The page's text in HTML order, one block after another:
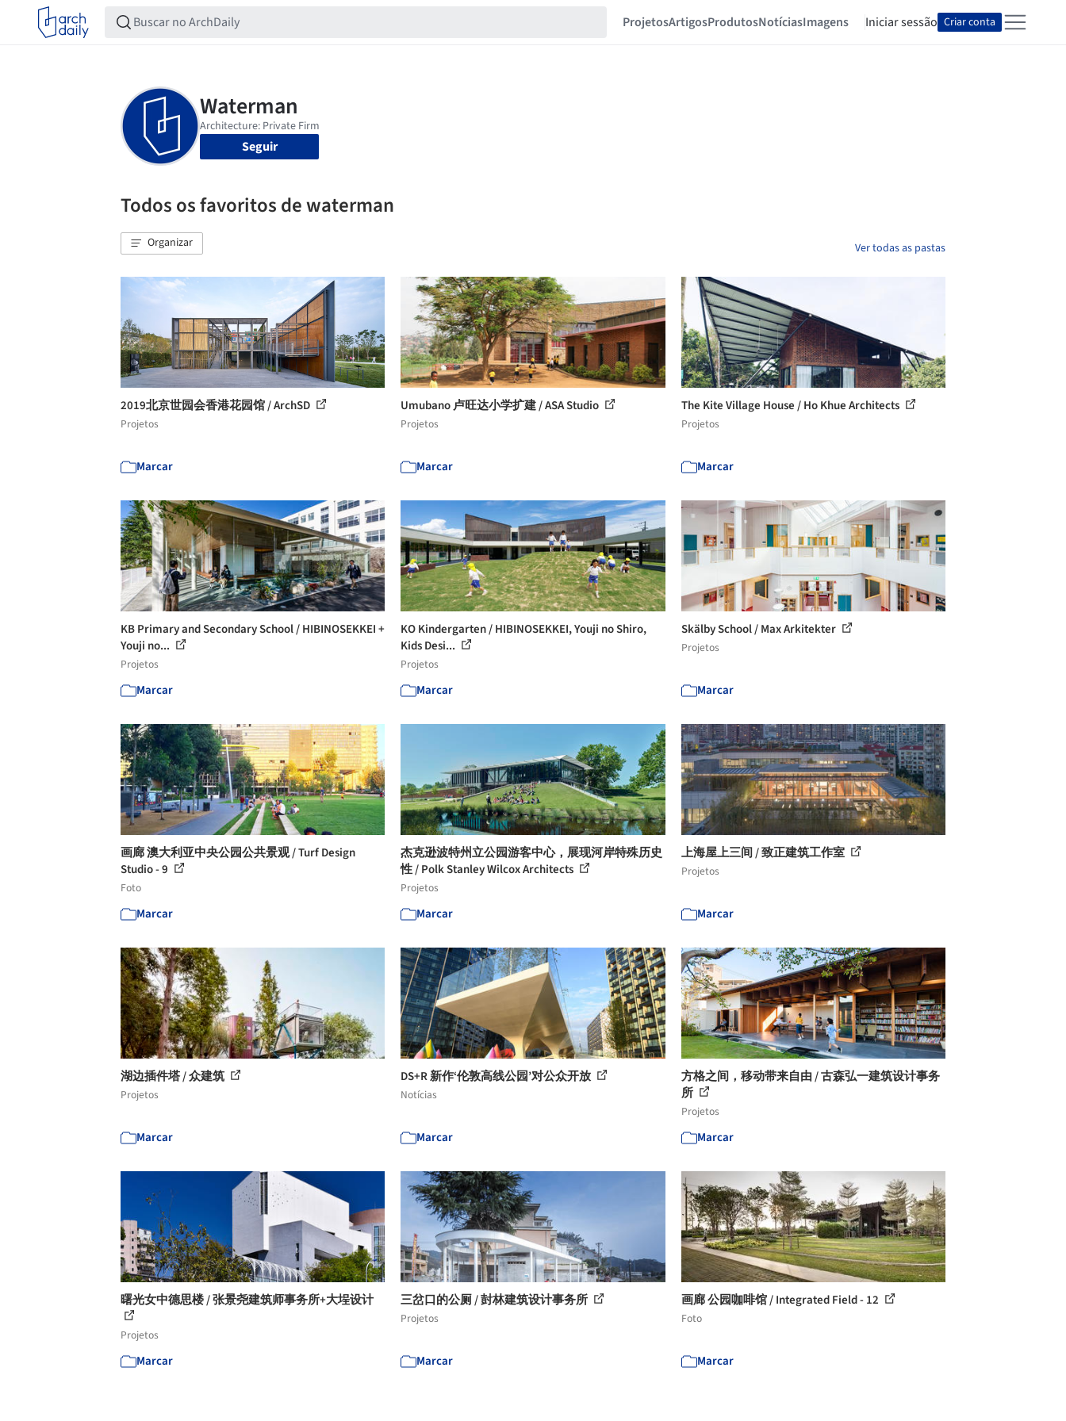
ProjetosArtigosProdutosNotíciasImagens Iniciar sessão Criar conta
Seguir
Todos os favoritos de waterman
Organizar Ver todas as pastas
2019北京世园会香港花园馆 / ArchSD
Projetos
Marcar
Umubano 卢旺达小学扩建 / ASA Studio
Projetos
Marcar
The Kite Village House / Ho Khue Architects
Projetos
Marcar
KB Primary and Secondary School / HIBINOSEKKEI +
Youji no...
Projetos
Marcar
KO Kindergarten / HIBINOSEKKEI, Youji no Shiro,
Kids Desi...
Projetos
Marcar
Skälby School / Max Arkitekter
Projetos
Marcar
画廊 澳大利亚中央公园公共景观 / Turf Design
Studio - 9
Foto
Marcar
杰克逊波特州立公园游客中心，展现河岸特殊历史
性 / Polk Stanley Wilcox Architects
Projetos
Marcar
上海屋上三间 / 致正建筑工作室
Projetos
Marcar
湖边插件塔 / 众建筑
Projetos
Marcar
DS+R 新作‘伦敦高线公园’对公众开放
Notícias
Marcar
方格之间，移动带来自由 / 古森弘一建筑设计事务
所
Projetos
Marcar
曙光女中德思楼 / 张景尧建筑师事务所+大埕设计
Projetos
Marcar
三岔口的公厕 / 尌林建筑设计事务所
Projetos
Marcar
画廊 公园咖啡馆 / Integrated Field - 12
Foto
Marcar